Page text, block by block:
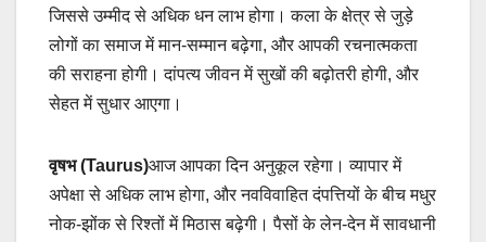
जिससे उम्मीद से अधिक धन लाभ होगा। कला के क्षेत्र से जुड़े
लोगों का समाज में मान-सम्मान बढ़ेगा, और आपकी रचनात्मकता
की सराहना होगी। दांपत्य जीवन में सुखों की बढ़ोतरी होगी, और
सेहत में सुधार आएगा।
वृषभ (Taurus)आज आपका दिन अनुकूल रहेगा। व्यापार में
अपेक्षा से अधिक लाभ होगा, और नवविवाहित दंपत्तियों के बीच मधुर
नोक-झोंक से रिश्तों में मिठास बढ़ेगी। पैसों के लेन-देन में सावधानी